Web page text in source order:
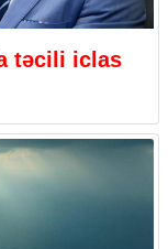
təcili iclas